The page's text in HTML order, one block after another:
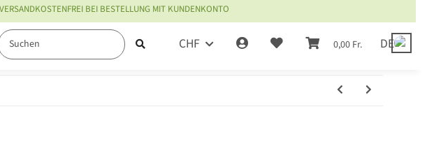
BEI BESTELLUNG MIT KUNDENKONTO
CHF 0,00 Fr. DE